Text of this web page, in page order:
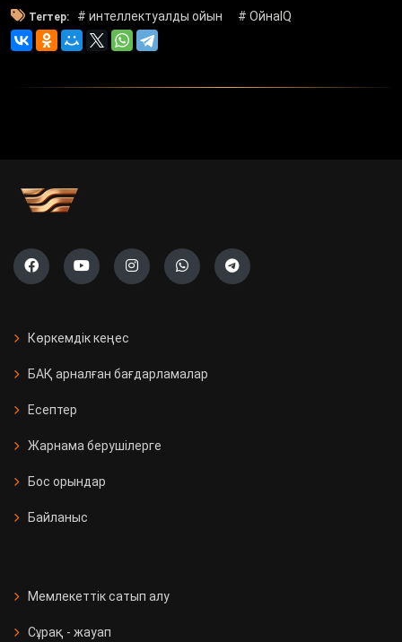
Тегтер: # интеллектуалды ойын # ОйнаIQ
Көркемдік кеңес
БАҚ арналған бағдарламалар
Есептер
Жарнама берушілерге
Бос орындар
Байланыс
Мемлекеттік сатып алу
Сұрақ - жауап